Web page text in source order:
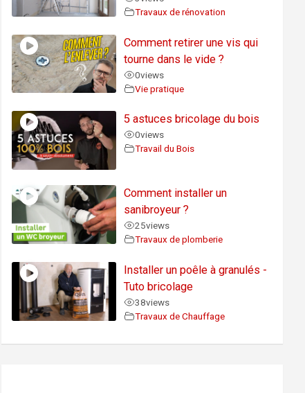
Travaux de rénovation
Comment retirer une vis qui
tourne dans le vide ?
0views
Vie pratique
5 astuces bricolage du bois
0views
Travail du Bois
Comment installer un
sanibroyeur ?
25views
Travaux de plomberie
Installer un poêle à granulés -
Tuto bricolage
38views
Travaux de Chauffage